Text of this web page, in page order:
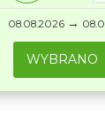
08.08.2026 →
WYBRANO